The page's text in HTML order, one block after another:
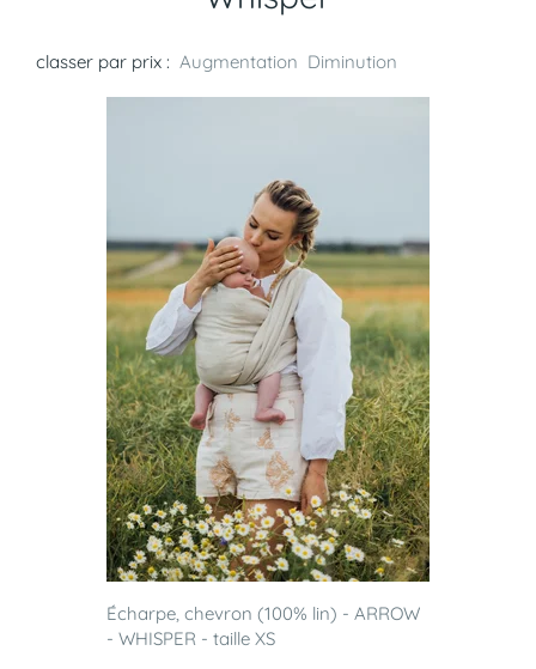
classer par prix : Augmentation Diminution
Écharpe, chevron (100% lin) - ARROW
- WHISPER - taille XS